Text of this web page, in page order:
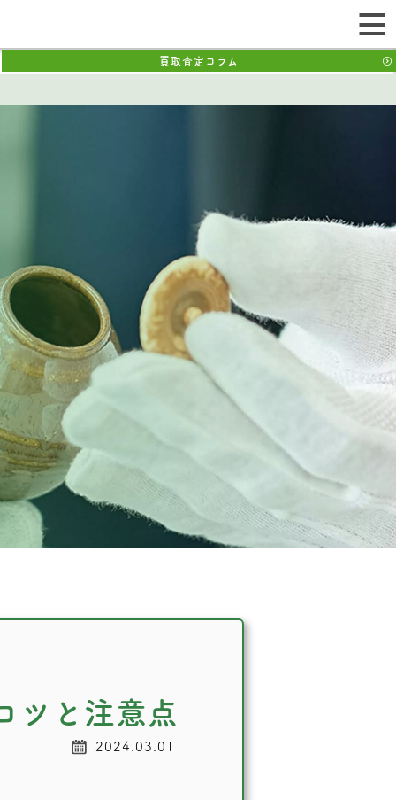
買取査定コラム
ツと注意点
2024.03.01